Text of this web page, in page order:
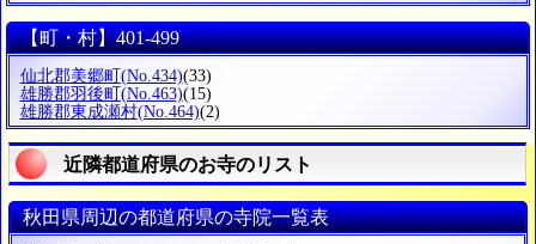
【町・村】401-499
仙北郡美郷町 (No.434)(33)
雄勝郡羽後町 (No.463)(15)
雄勝郡東成瀬村(No.464)(2)
近隣都道府県のお寺のリスト
秋田県周辺の都道府県の寺院一覧表